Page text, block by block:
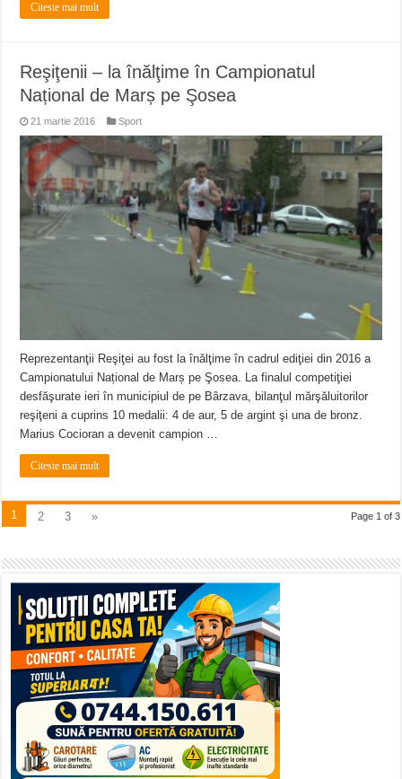
Citeste mai mult
Reşiţenii – la înălţime în Campionatul
Național de Marș pe Şosea
21 martie 2016 Sport
Reprezentanţii Reşiţei au fost la înălţime în cadrul ediţiei din 2016 a
Campionatului Național de Marș pe Şosea. La finalul competiţiei
desfăşurate ieri în municipiul de pe Bârzava, bilanţul mărşăluitorilor
reşiţeni a cuprins 10 medalii: 4 de aur, 5 de argint şi una de bronz.
Marius Cocioran a devenit campion …
Citeste mai mult
Page 1 of 3
1 2 3 »